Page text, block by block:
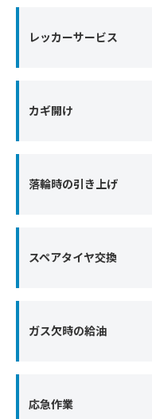
レッカーサービス
カギ開け
落輪時の引き上げ
スペアタイヤ交換
ガス欠時の給油
応急作業